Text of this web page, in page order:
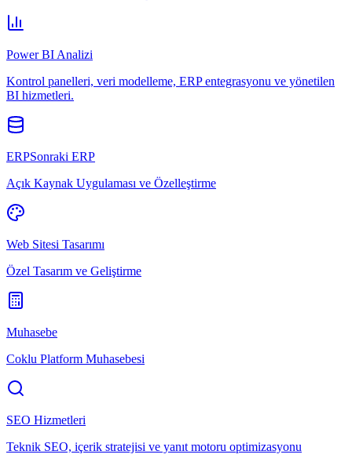
Power BI Analizi
Kontrol panelleri, veri modelleme, ERP entegrasyonu ve yönetilen
BI hizmetleri.
ERPSonraki ERP
Açık Kaynak Uygulaması ve Özelleştirme
Web Sitesi Tasarımı
Özel Tasarım ve Geliştirme
Muhasebe
Coklu Platform Muhasebesi
SEO Hizmetleri
Teknik SEO, içerik stratejisi ve yanıt motoru optimizasyonu